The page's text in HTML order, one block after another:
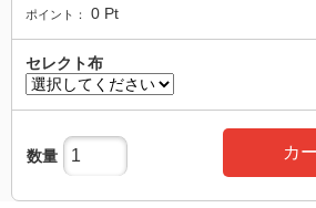
ポイント： 0 Pt
セレクト布
数量 カ